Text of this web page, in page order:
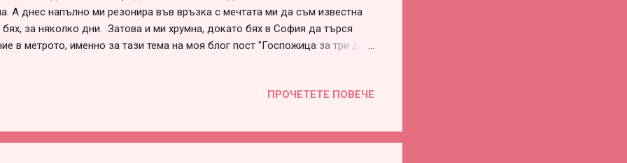
А днес напълно ми резонира във връзка с мечтата ми да съм известна
бях, за няколко дни. Затова и ми хрумна, докато бях в София да търся
в метрото, именно за тази тема на моя блог пост "Госпожица за три дни"
и с дъжда, за да се върна към реалната ситуация на живота си.
акъл като по-мъдър и успешен. Всички вярват на думите му, но не и
си. Поне аз така го усещах, особено по време на разпита в съда. Та, в
ПРОЧЕТЕТЕ ПОВЕЧЕ